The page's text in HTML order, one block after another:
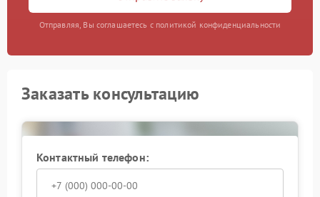
Отправляя, Вы соглашаетесь с политикой конфиденциальности
Заказать консультацию
Контактный телефон: